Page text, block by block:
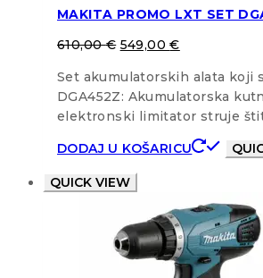
MAKITA PROMO LXT SET
610,00€ 549,00€
Set akumulatorskih alata koji
DGA452Z: Akumulatorska
elektronski limitator struje
DODAJ U KOŠARICU
QUICK VIEW